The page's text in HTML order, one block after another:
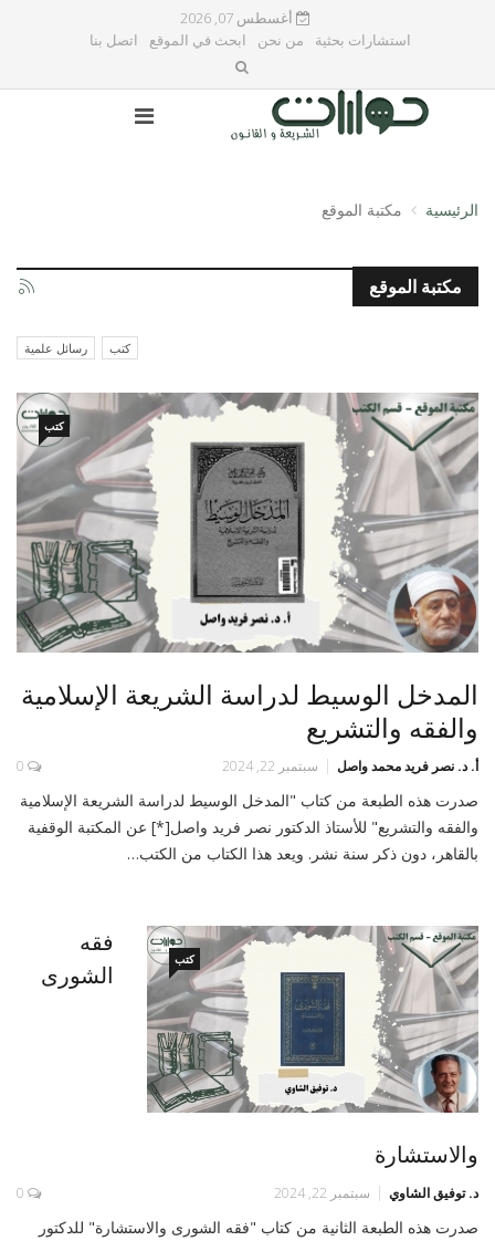
أغسطس 07, 2026
استشارات بحثية
من نحن ابحث في الموقع اتصل بنا
الرئيسية مكتبة الموقع
مكتبة الموقع
رسائل علمية كتب
كتب
المدخل الوسيط لدراسة الشريعة الإسلامية
والفقه والتشريع
أ‌. د. نصر فريد محمد واصل سبتمبر 22, 2024 0
صدرت هذه الطبعة من كتاب "المدخل الوسيط لدراسة الشريعة الإسلامية
والفقه والتشريع" للأستاذ الدكتور نصر فريد واصل[*] عن المكتبة الوقفية
بالقاهر، دون ذكر سنة نشر. ويعد هذا الكتاب من الكتب…
كتب
فقه
الشورى
والاستشارة
د. توفيق الشاوي سبتمبر 22, 2024 0
صدرت هذه الطبعة الثانية من كتاب "فقه الشورى والاستشارة" للدكتور